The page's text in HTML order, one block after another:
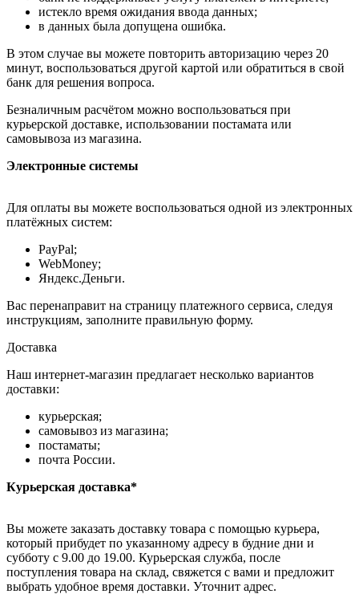
истекло время ожидания ввода данных;
в данных была допущена ошибка.
В этом случае вы можете повторить авторизацию через 20
минут, воспользоваться другой картой или обратиться в свой
банк для решения вопроса.
Безналичным расчётом можно воспользоваться при
курьерской доставке, использовании постамата или
самовывоза из магазина.
Электронные системы
Для оплаты вы можете воспользоваться одной из электронных
платёжных систем:
PayPal;
WebMoney;
Яндекс.Деньги.
Вас перенаправит на страницу платежного сервиса, следуя
инструкциям, заполните правильную форму.
Доставка
Наш интернет-магазин предлагает несколько вариантов
доставки:
курьерская;
самовывоз из магазина;
постаматы;
почта России.
Курьерская доставка*
Вы можете заказать доставку товара с помощью курьера,
который прибудет по указанному адресу в будние дни и
субботу с 9.00 до 19.00. Курьерская служба, после
поступления товара на склад, свяжется с вами и предложит
выбрать удобное время доставки. Уточнит адрес.